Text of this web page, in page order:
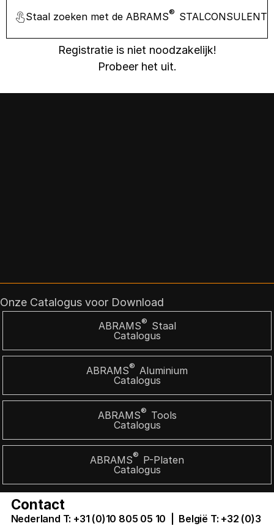
Staal zoeken met de ABRAMS® STALCONSULENT
Registratie is niet noodzakelijk!
Probeer het uit.
Onze Catalogus voor Download
ABRAMS® Staal
Catalogus
ABRAMS® Aluminium
Catalogus
ABRAMS® Tools
Catalogus
ABRAMS® P-Platen
Catalogus
Contact
Nederland T: +31 (0)10 805 05 10 | België T: +32 (0)3